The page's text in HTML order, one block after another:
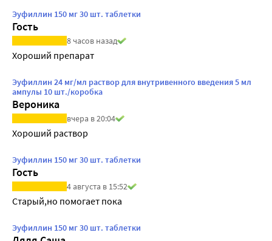
Эуфиллин 150 мг 30 шт. таблетки
Гость
8 часов назад
Хороший препарат
Эуфиллин 24 мг/мл раствор для внутривенного введения 5 мл
ампулы 10 шт./коробка
Вероника
вчера в 20:04
Хороший раствор
Эуфиллин 150 мг 30 шт. таблетки
Гость
4 августа в 15:52
Старый,но помогает пока
Эуфиллин 150 мг 30 шт. таблетки